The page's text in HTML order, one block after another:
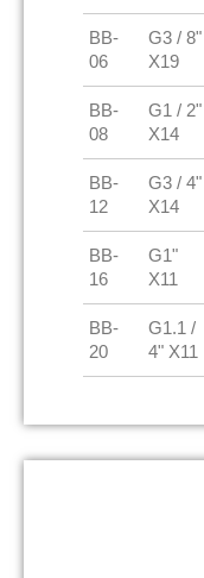
BB-
06
G3 / 8"
X19
BB-
08
G1 / 2"
X14
BB-
12
G3 / 4"
X14
BB-
16
G1"
X11
BB-
20
G1.1 /
4" X11